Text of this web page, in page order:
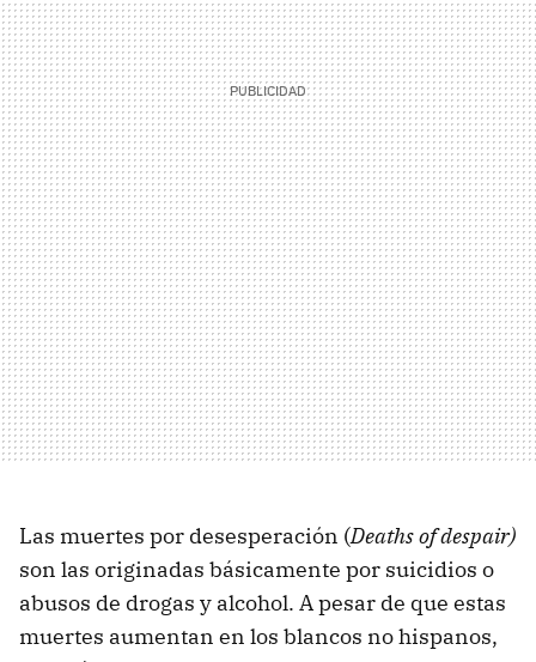
Las muertes por desesperación (Deaths of despair)
son las originadas básicamente por suicidios o
abusos de drogas y alcohol. A pesar de que estas
muertes aumentan en los blancos no hispanos,